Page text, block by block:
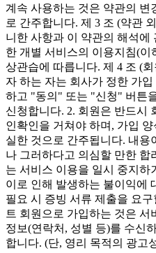
계속 사용하는 것은 약관의 변
로 간주합니다. 제 3 조 (약관
니한 사항과 이 약관의 해석에
한 개별 서비스의 이용지침(
상관습에 따릅니다. 제 4 조 (
자 하는 자는 회사가 정한 가
하고 "동의" 또는 "신청" 버튼
신청합니다. 2. 회원은 반드시
인확인을 거쳐야 하며, 가입
실한 것으로 간주됩니다. 내용
나 그러하다고 의심할 만한 합
는 서비스 이용을 일시 중지하
이로 인해 발생하는 불이익에
필요 시 증빙 서류 제출을 요구
트 회원으로 가입하는 것은 서
정보(연락처, 성별 등)를 수신
합니다. (단, 영리 목적의 광고